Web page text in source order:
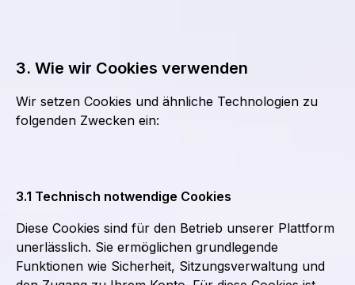
3. Wie wir Cookies verwenden
Wir setzen Cookies und ähnliche Technologien zu
folgenden Zwecken ein:
3.1 Technisch notwendige Cookies
Diese Cookies sind für den Betrieb unserer Plattform
unerlässlich. Sie ermöglichen grundlegende
Funktionen wie Sicherheit, Sitzungsverwaltung und